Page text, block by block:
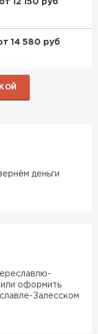
от 12 150 руб
14 580 руб
деньги
оформить
Залесском